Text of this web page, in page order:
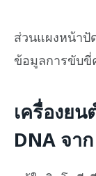
ส่วนแผงหน้าปั
ข้อมูลการขับขี่
เครื่องย
DNA จา